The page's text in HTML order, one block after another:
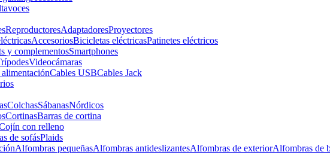
ReproductoresAdaptadoresProyectores
AccesoriosBicicletas eléctricasPatinetes eléctricos
y complementosSmartphones
Videocámaras
Cables USBCables Jack
ColchasSábanasNórdicos
CortinasBarras de cortina
con relleno
de sofásPlaids
Alfombras pequeñasAlfombras antideslizantesAlfombras de exteriorAlfombras de